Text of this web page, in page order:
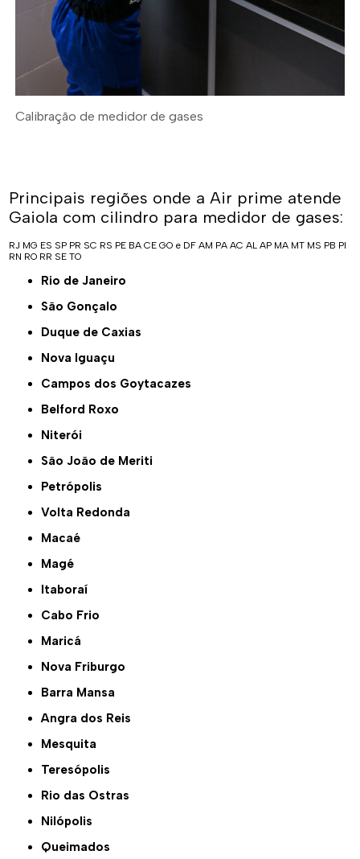
Calibração de medidor de gases
Principais regiões onde a Air prime atende
Gaiola com cilindro para medidor de gases:
RJ MG ES SP PR SC RS PE BA CE GO e DF AM PA AC AL AP MA MT MS PB PI
RN RO RR SE TO
Rio de Janeiro
São Gonçalo
Duque de Caxias
Nova Iguaçu
Campos dos Goytacazes
Belford Roxo
Niterói
São João de Meriti
Petrópolis
Volta Redonda
Macaé
Magé
Itaboraí
Cabo Frio
Maricá
Nova Friburgo
Barra Mansa
Angra dos Reis
Mesquita
Teresópolis
Rio das Ostras
Nilópolis
Queimados